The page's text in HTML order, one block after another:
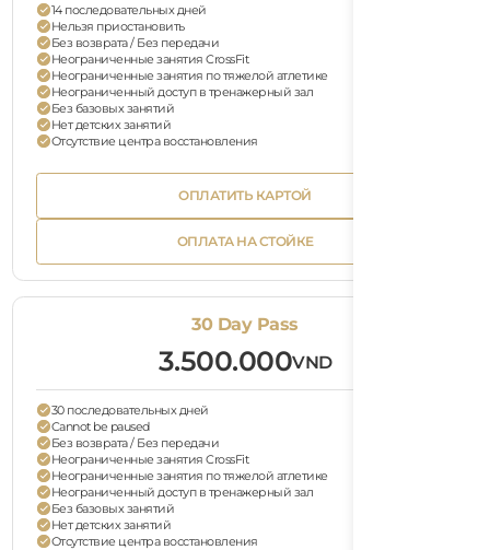
14 последовательных дней
Нельзя приостановить
Без возврата / Без передачи
Неограниченные занятия CrossFit
Неограниченные занятия по тяжелой атлетике
Неограниченный доступ в тренажерный зал
Без базовых занятий
Нет детских занятий
Отсутствие центра восстановления
Button
Text
ОПЛАТИТЬ КАРТОЙ
ОПЛАТИТЬ КАРТОЙ
Button
Text
ОПЛАТА НА СТОЙКЕ
ОПЛАТА НА СТОЙКЕ
30 Day Pass
3.500.000VND
30 последовательных дней
Cannot be paused
Без возврата / Без передачи
Неограниченные занятия CrossFit
Неограниченные занятия по тяжелой атлетике
Неограниченный доступ в тренажерный зал
Без базовых занятий
Нет детских занятий
Отсутствие центра восстановления